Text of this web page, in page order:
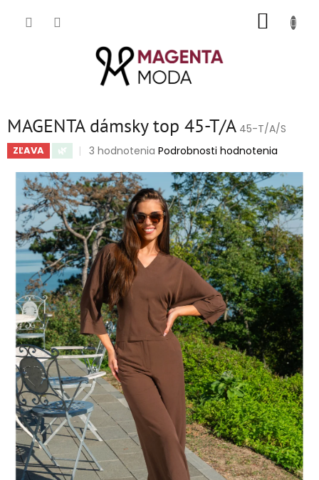
MAGENTA dámsky top 45-T/A 45-T/A/S
ZĽAVA 🌿
Priemerné
produktu
je
5,0
z
5
hviezdičiek.
3 hodnotenia Podrobnosti hodnotenia